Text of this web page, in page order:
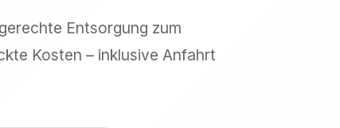
Entsorgung zum
Kosten – inklusive Anfahrt